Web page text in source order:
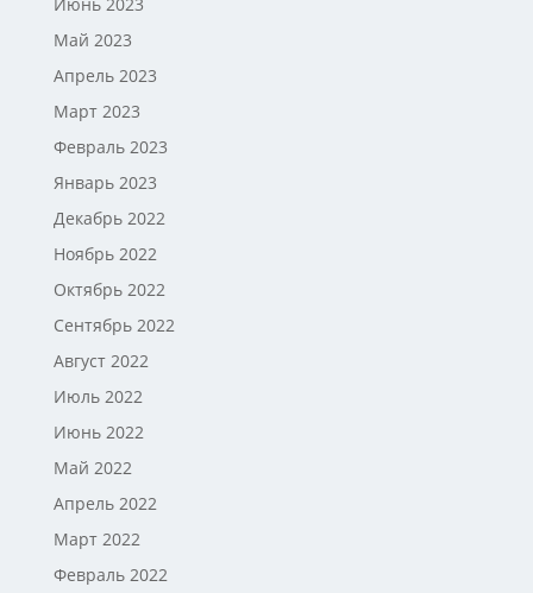
Май 2023
Апрель 2023
Март 2023
Февраль 2023
Январь 2023
Декабрь 2022
Ноябрь 2022
Октябрь 2022
Сентябрь 2022
Август 2022
Июль 2022
Июнь 2022
Май 2022
Апрель 2022
Март 2022
Февраль 2022